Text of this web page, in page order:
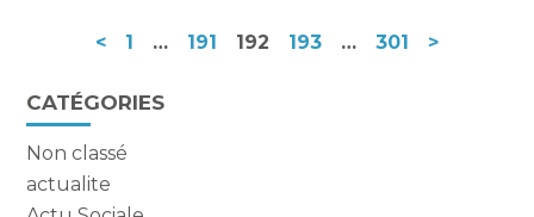
Navigation
< 1 … 191 192 193 … 301 >
Blog
sidebar
CATÉGORIES
Non classé
actualite